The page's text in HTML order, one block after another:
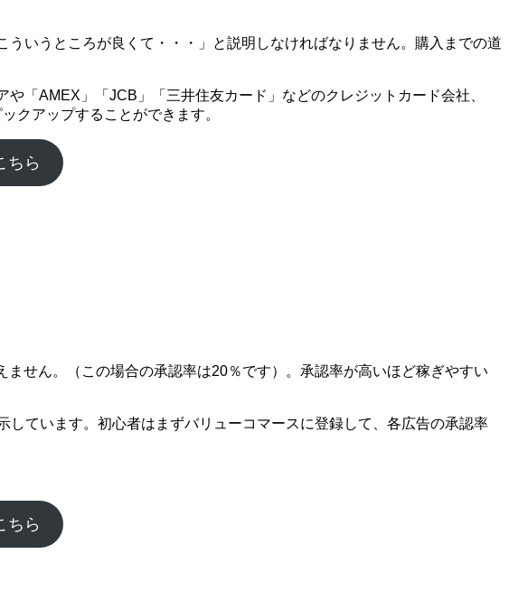
いうところが良くて・・・」と説明しなければなりません。購入までの道
「AMEX」「JCB」「三井住友カード」などのクレジットカード会社、
クアップすることができます。
ちら
せん。（この場合の承認率は20％です）。承認率が高いほど稼ぎやすい
ています。初心者はまずバリューコマースに登録して、各広告の承認率
ちら